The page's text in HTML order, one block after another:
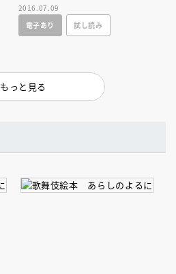
に生きるためにために大切なこ
とは？
2016.07.09
電子あり
試し読み
もっと見る